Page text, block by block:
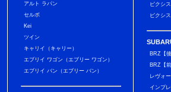
アルト ラパン
セルボ
Kei
ツイン
キャリイ（キャリー）
エブリイ ワゴン（エブリー ワゴン）
エブリイ バン（エブリー バン）
ピクシ
ピクシ
BRZ【
BRZ【
レヴォ
インプ